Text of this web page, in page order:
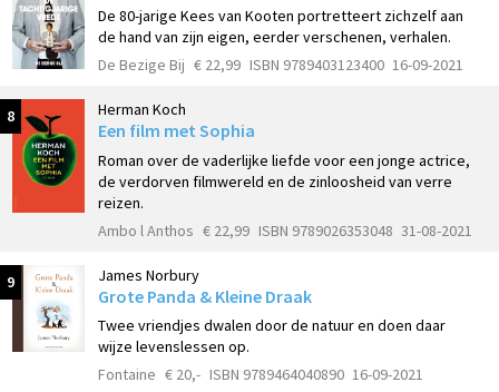
De 80-jarige Kees van Kooten portretteert zichzelf aan
de hand van zijn eigen, eerder verschenen, verhalen.
De Bezige Bij € 22,99 ISBN 9789403123400 16-09-2021
8 Herman Koch
Een film met Sophia
Roman over de vaderlijke liefde voor een jonge actrice,
de verdorven filmwereld en de zinloosheid van verre
reizen.
Ambo l Anthos € 22,99 ISBN 9789026353048 31-08-2021
9 James Norbury
Grote Panda & Kleine Draak
Twee vriendjes dwalen door de natuur en doen daar
wijze levenslessen op.
Fontaine € 20,- ISBN 9789464040890 16-09-2021